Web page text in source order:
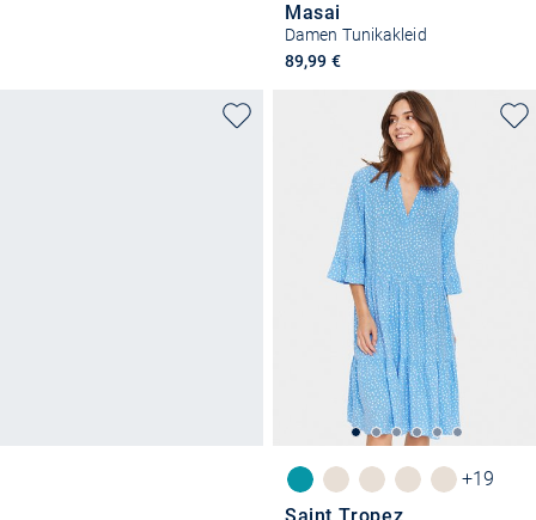
Masai
Damen Tunikakleid
89,99 €
+19